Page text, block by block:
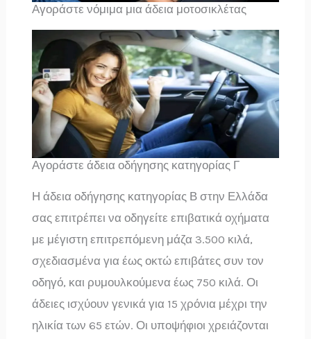
Αγοράστε νόμιμα μια άδεια μοτοσικλέτας
Αγοράστε άδεια οδήγησης κατηγορίας Γ
Η άδεια οδήγησης κατηγορίας Β στην Ελλάδα
σας επιτρέπει να οδηγείτε επιβατικά οχήματα
με μέγιστη επιτρεπόμενη μάζα 3.500 κιλά,
σχεδιασμένα για έως οκτώ επιβάτες συν τον
οδηγό, και ρυμουλκούμενα έως 750 κιλά. Οι
άδειες ισχύουν γενικά για 15 χρόνια μέχρι την
ηλικία των 65 ετών. Οι υποψήφιοι χρειάζονται